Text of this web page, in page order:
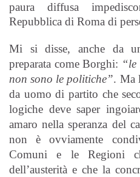
paura diffusa
Repubblica di Roma di
Mi si disse, anche da
preparata come Borghi: “le
non sono le politiche”. Ma
da uomo di partito che
logiche deve saper
amaro nella speranza del
non è ovviamente
Comuni e le Regioni
dell’austerità e che la